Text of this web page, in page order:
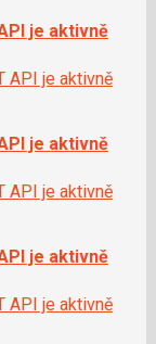
je aktivně
API je aktivně
je aktivně
API je aktivně
je aktivně
API je aktivně